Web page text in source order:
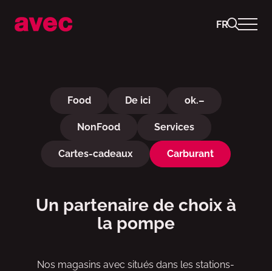
FR
Food De ici ok.–
NonFood Services
Cartes-cadeaux Carburant
Un partenaire de choix à
la pompe
Nos magasins avec situés dans les stations-